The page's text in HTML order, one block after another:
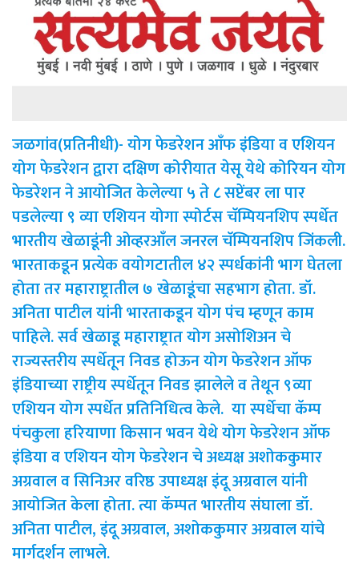
जळगांव(प्रतिनीधी)- योग फेडरेशन आँफ इंडिया व एशियन
योग फेडरेशन द्वारा दक्षिण कोरीयात येसू येथे कोरियन योग
फेडरेशन ने आयोजित केलेल्या ५ ते ८ सप्टेंबर ला पार
पडलेल्या ९ व्या एशियन योगा स्पोर्टस चॅम्पियनशिप स्पर्धेत
भारतीय खेळाडूंनी ओव्हरआँल जनरल चॅम्पियनशिप जिंकली.
भारताकडून प्रत्येक वयोगटातील ४२ स्पर्धकांनी भाग घेतला
होता तर महाराष्ट्रातील ७ खेळाडूंचा सहभाग होता. डॉ.
अनिता पाटील यांनी भारताकडून योग पंच म्हणून काम
पाहिले. सर्व खेळाडू महाराष्ट्रात योग असोशिअन चे
राज्यस्तरीय स्पर्धेतून निवड होऊन योग फेडरेशन ऑफ
इंडियाच्या राष्ट्रीय स्पर्धेतून निवड झालेले व तेथून ९व्या
एशियन योग स्पर्धेत प्रतिनिधित्व केले. या स्पर्धेचा कॅम्प
पंचकुला हरियाणा किसान भवन येथे योग फेडरेशन ऑफ
इंडिया व एशियन योग फेडरेशन चे अध्यक्ष अशोककुमार
अग्रवाल व सिनिअर वरिष्ठ उपाध्यक्ष इंदू अग्रवाल यांनी
आयोजित केला होता. त्या कॅम्पत भारतीय संघाला डॉ.
अनिता पाटील, इंदू अग्रवाल, अशोककुमार अग्रवाल यांचे
मार्गदर्शन लाभले.